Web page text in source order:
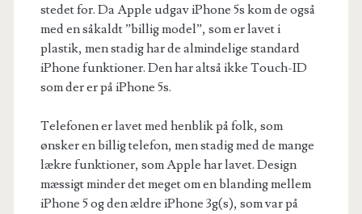
stedet for. Da Apple udgav iPhone 5s kom de også
med en såkaldt ”billig model”, som er lavet i
plastik, men stadig har de almindelige standard
iPhone funktioner. Den har altså ikke Touch-ID
som der er på iPhone 5s.
Telefonen er lavet med henblik på folk, som
ønsker en billig telefon, men stadig med de mange
lækre funktioner, som Apple har lavet. Design
mæssigt minder det meget om en blanding mellem
iPhone 5 og den ældre iPhone 3g(s), som var på